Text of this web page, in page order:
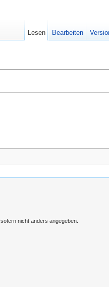
Lesen Bearbeiten
, sofern nicht anders angegeben.